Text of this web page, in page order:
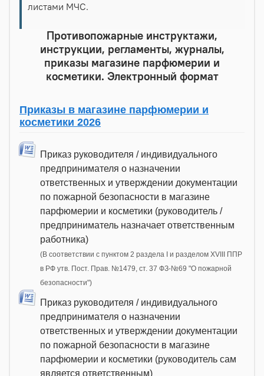
листами МЧС.
Противопожарные инструктажи,
инструкции, регламенты, журналы,
приказы магазине парфюмерии и
косметики. Электронный формат
Приказы в магазине парфюмерии и
косметики 2026
Приказ руководителя / индивидуального
предпринимателя о назначении
ответственных и утверждении документации
по пожарной безопасности в магазине
парфюмерии и косметики (руководитель /
предприниматель назначает ответственным
работника)
(В соответствии с пунктом 2 раздела I и разделом XVIII ППР
в РФ утв. Пост. Прав. №1479, ст. 37 ФЗ-№69 "О пожарной
безопасности")
Приказ руководителя / индивидуального
предпринимателя о назначении
ответственных и утверждении документации
по пожарной безопасности в магазине
парфюмерии и косметики (руководитель сам
является ответственным)